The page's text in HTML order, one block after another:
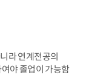
라 연계전공의
야 졸업이 가능함